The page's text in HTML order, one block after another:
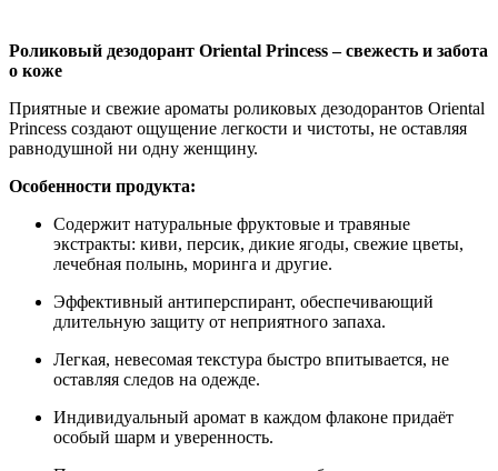
Роликовый дезодорант Oriental Princess – свежесть и забота
о коже
Приятные и свежие ароматы роликовых дезодорантов Oriental
Princess создают ощущение легкости и чистоты, не оставляя
равнодушной ни одну женщину.
Особенности продукта:
Содержит натуральные фруктовые и травяные
экстракты: киви, персик, дикие ягоды, свежие цветы,
лечебная полынь, моринга и другие.
Эффективный антиперспирант, обеспечивающий
длительную защиту от неприятного запаха.
Легкая, невесомая текстура быстро впитывается, не
оставляя следов на одежде.
Индивидуальный аромат в каждом флаконе придаёт
особый шарм и уверенность.